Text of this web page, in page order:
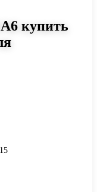
купить